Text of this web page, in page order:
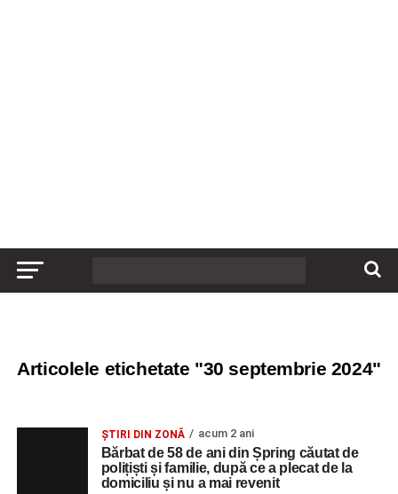
Articolele etichetate "30 septembrie 2024"
ȘTIRI DIN ZONĂ acum 2 ani
Bărbat de 58 de ani din Șpring căutat de
polițiști și familie, după ce a plecat de la
domiciliu și nu a mai revenit